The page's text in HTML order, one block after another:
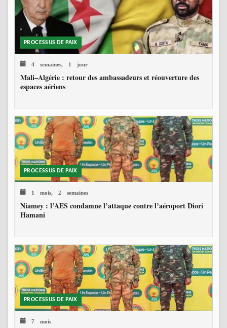
PROCESSUS DE PAIX
4 semaines, 1 jour
Mali–Algérie : retour des ambassadeurs et réouverture des
espaces aériens
PROCESSUS DE PAIX
1 mois, 2 semaines
Niamey : l’AES condamne l’attaque contre l’aéroport Diori
Hamani
PROCESSUS DE PAIX
7 mois